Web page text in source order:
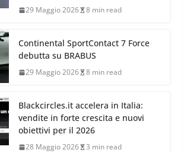
29 Maggio 2026 8 min read
Continental SportContact 7 Force
debutta su BRABUS
29 Maggio 2026 8 min read
Blackcircles.it accelera in Italia:
vendite in forte crescita e nuovi
obiettivi per il 2026
28 Maggio 2026 3 min read